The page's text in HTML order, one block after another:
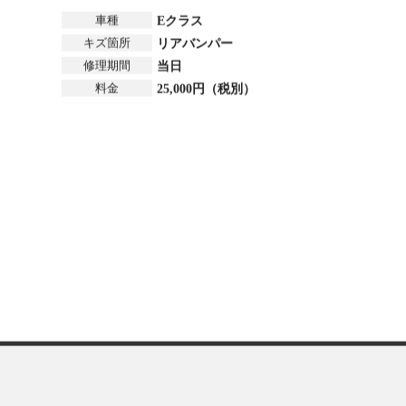
車種
Eクラス
キズ箇所
リアバンパー
修理期間
当日
料金
25,000円（税別）